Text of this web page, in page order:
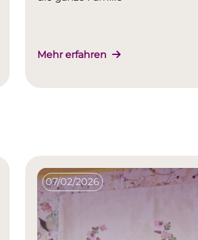
Mehr erfahren
07/02/2026